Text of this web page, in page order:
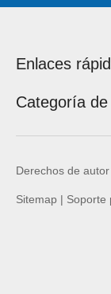
Enlaces
Categoría
Derechos de autor
Sitemap | Soporte